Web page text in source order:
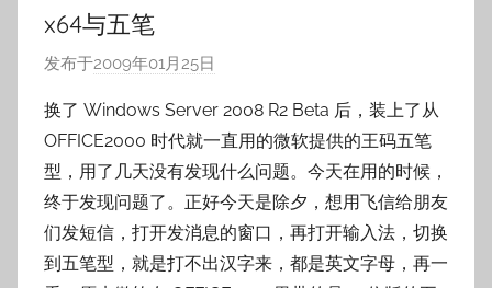
x64与五笔
发布于2009年01月25日
o
s
n
a
i
换了 Windows Server 2008 R2 Beta 后，装上了从
OFFICE2000 时代就一直用的微软提供的王码五笔
型，用了几天没有发现什么问题。今天在用的时候，
终于发现问题了。正好今天是除夕，想用飞信给朋友
们发短信，打开发消息的窗口，再打开输入法，切换
到五笔型，就是打不出汉字来，都是英文字母，再一